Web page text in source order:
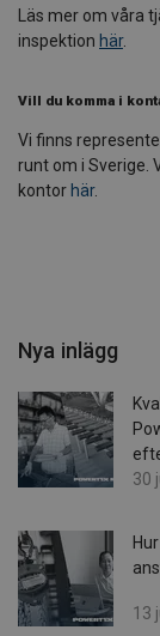
Läs mer om våra
inspektion här.
Vill du komma i
Vi finns
runt om i Sverige.
kontor här.
Nya inlägg
30
13